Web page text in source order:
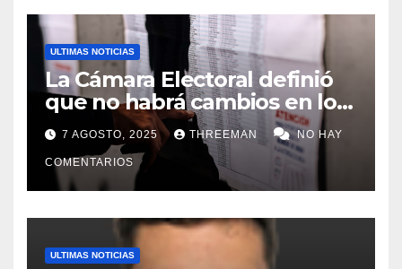
ULTIMAS NOTICIAS
La Cámara Electoral definió
que no habrá cambios en los
lugares de votación en La
Matanza
7 AGOSTO, 2025 THREEMAN NO HAY
COMENTARIOS
ULTIMAS NOTICIAS